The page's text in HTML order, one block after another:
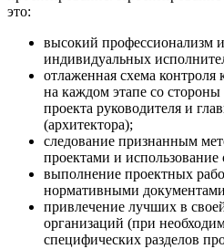
это:
высокий профессионализм
индивидуальных
отлаженная схема контроля
на каждом этапе со
проекта руководителя и
(архитектора);
следование признанным
проектами и использование
выполнение проектных
нормативными
привлечение лучших в
организаций (при
специфических разделов